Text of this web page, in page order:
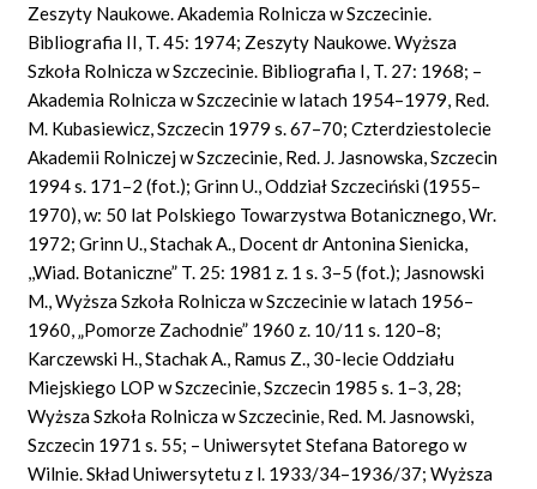
Zeszyty Naukowe. Akademia Rolnicza w Szczecinie.
Bibliografia II, T. 45: 1974; Zeszyty Naukowe. Wyższa
Szkoła Rolnicza w Szczecinie. Bibliografia I, T. 27: 1968; –
Akademia Rolnicza w Szczecinie w latach 1954–1979, Red.
M. Kubasiewicz, Szczecin 1979 s. 67–70; Czterdziestolecie
Akademii Rolniczej w Szczecinie, Red. J. Jasnowska, Szczecin
1994 s. 171–2 (fot.); Grinn U., Oddział Szczeciński (1955–
1970), w: 50 lat Polskiego Towarzystwa Botanicznego, Wr.
1972; Grinn U., Stachak A., Docent dr Antonina Sienicka,
,,Wiad. Botaniczne” T. 25: 1981 z. 1 s. 3–5 (fot.); Jasnowski
M., Wyższa Szkoła Rolnicza w Szczecinie w latach 1956–
1960, „Pomorze Zachodnie” 1960 z. 10/11 s. 120–8;
Karczewski H., Stachak A., Ramus Z., 30-lecie Oddziału
Miejskiego LOP w Szczecinie, Szczecin 1985 s. 1–3, 28;
Wyższa Szkoła Rolnicza w Szczecinie, Red. M. Jasnowski,
Szczecin 1971 s. 55; – Uniwersytet Stefana Batorego w
Wilnie. Skład Uniwersytetu z l. 1933/34–1936/37; Wyższa